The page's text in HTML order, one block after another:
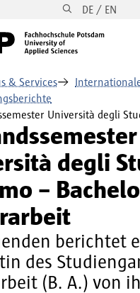
DE / EN
& Services
Università degli
degli
–
berichtet
des
(B. A.) von